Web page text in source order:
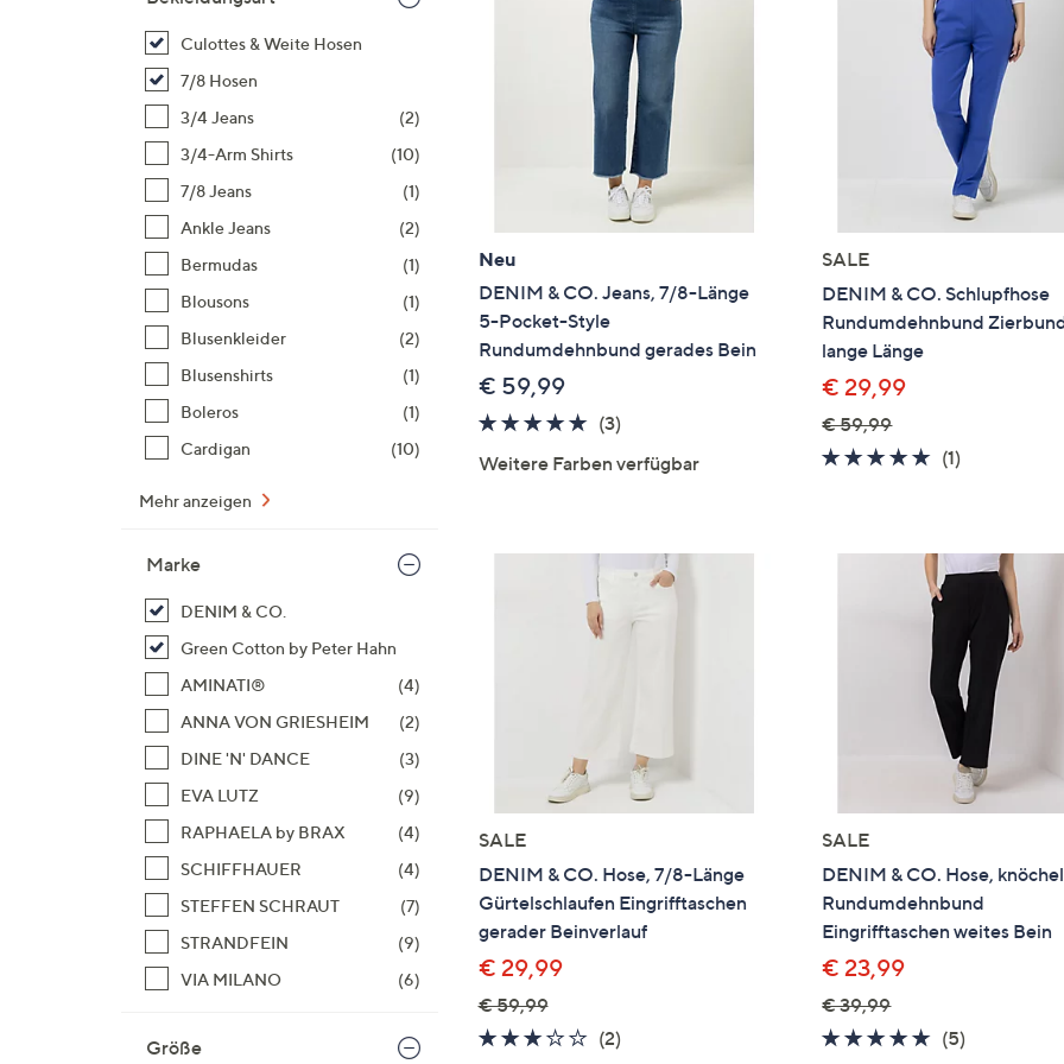
um
diese
anzuzeigen.
Culottes & Weite Hosen
7/8 Hosen
3/4 Jeans
(2)
3/4-Arm Shirts
(10)
7/8 Jeans
(1)
Ankle Jeans
(2)
Bermudas
(1)
Blousons
(1)
Blusenkleider
(2)
Blusenshirts
(1)
Boleros
(1)
Cardigan
(10)
Mehr anzeigen
Marke
DENIM & CO.
Green Cotton by Peter Hahn
AMINATI®
(4)
ANNA VON GRIESHEIM
(2)
DINE 'N' DANCE
(3)
EVA LUTZ
(9)
RAPHAELA by BRAX
(4)
SCHIFFHAUER
(4)
STEFFEN SCHRAUT
(7)
STRANDFEIN
(9)
VIA MILANO
(6)
Größe
Neu
DENIM & CO. Jeans, 7/8-Länge
5-Pocket-Style
Rundumdehnbund gerades Bein
€ 59,99
5.0
5
(3)3
Weitere Farben verfügbar
SALE
DENIM & CO. Schlupfhose
Rundumdehnbund
lange Länge
€ 29,99
€ 59,99
5.0
(1)
SALE
DENIM & CO. Hose, 7/8-Länge
Gürtelschlaufen Eingrifftaschen
gerader Beinverlauf
€ 29,99
€ 59,99
3.0
(2)2
SALE
DENIM & CO. Hose,
Rundumdehnbund
Eingrifftaschen weites Bein
€ 23,99
€ 39,99
4.6
(5)